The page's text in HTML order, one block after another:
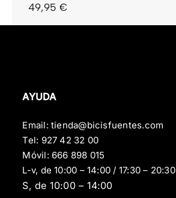
49,95€
AYUDA
Email:tienda@bicisfuentes.com
Tel: 927 42 32 00
Móvil: 666 898 015
L-v, de 10:00 – 14:00 / 17:30 – 20:30
S, de 10:00 – 14:00